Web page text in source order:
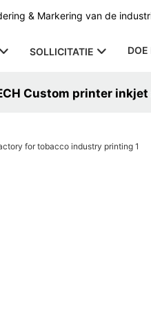
& Markering van de
SOLLICITATIE DOE
Custom printer